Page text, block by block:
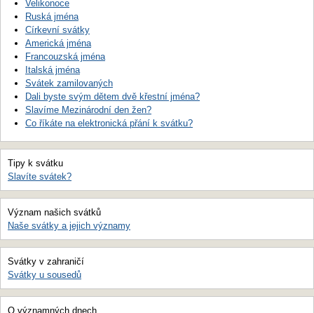
Velikonoce
Ruská jména
Církevní svátky
Americká jména
Francouzská jména
Italská jména
Svátek zamilovaných
Dali byste svým dětem dvě křestní jména?
Slavíme Mezinárodní den žen?
Co říkáte na elektronická přání k svátku?
Tipy k svátku
Slavíte svátek?
Význam našich svátků
Naše svátky a jejich významy
Svátky v zahraničí
Svátky u sousedů
O významných dnech